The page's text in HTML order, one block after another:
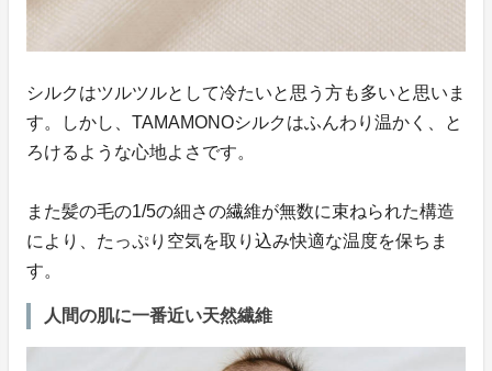
シルクはツルツルとして冷たいと思う方も多いと思いま
す。しかし、TAMAMONOシルクはふんわり温かく、と
ろけるような心地よさです。
また髪の毛の1/5の細さの繊維が無数に束ねられた構造
により、たっぷり空気を取り込み快適な温度を保ちま
す。
人間の肌に一番近い天然繊維